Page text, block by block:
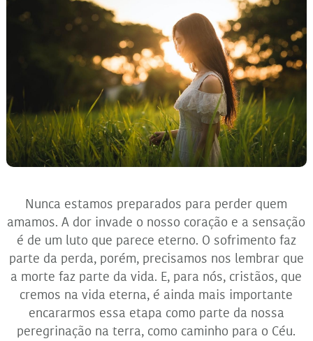
Nunca estamos preparados para perder quem
amamos. A dor invade o nosso coração e a sensação
é de um luto que parece eterno. O sofrimento faz
parte da perda, porém, precisamos nos lembrar que
a morte faz parte da vida. E, para nós, cristãos, que
cremos na vida eterna, é ainda mais importante
encararmos essa etapa como parte da nossa
peregrinação na terra, como caminho para o Céu.